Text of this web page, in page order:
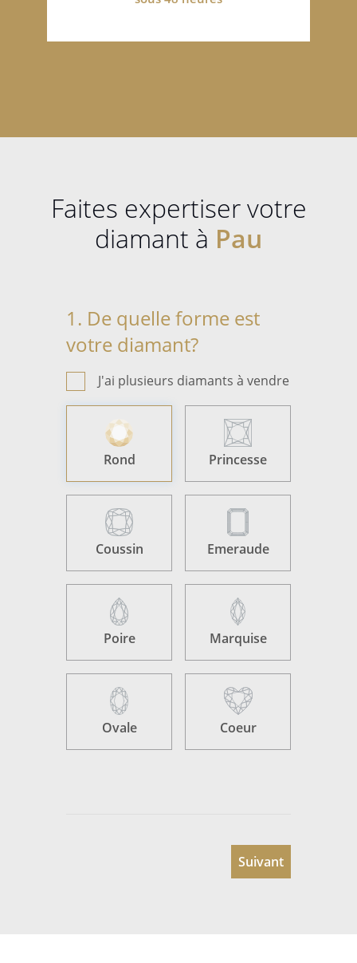
Faites expertiser votre
diamant à Pau
1. De quelle forme est
votre diamant?
J'ai plusieurs diamants à vendre
Rond Princesse
Coussin Emeraude
Poire Marquise
Ovale Coeur
Suivant